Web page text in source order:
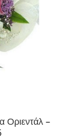
Οριεντάλ –